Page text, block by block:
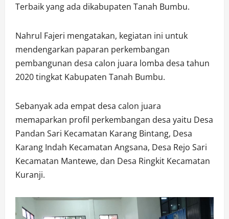
Terbaik yang ada dikabupaten Tanah Bumbu.
Nahrul Fajeri mengatakan, kegiatan ini untuk
mendengarkan paparan perkembangan
pembangunan desa calon juara lomba desa tahun
2020 tingkat Kabupaten Tanah Bumbu.
Sebanyak ada empat desa calon juara
memaparkan profil perkembangan desa yaitu Desa
Pandan Sari Kecamatan Karang Bintang, Desa
Karang Indah Kecamatan Angsana, Desa Rejo Sari
Kecamatan Mantewe, dan Desa Ringkit Kecamatan
Kuranji.